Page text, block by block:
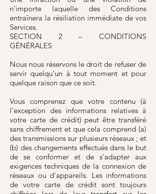
n'importe laquelle des Conditions
entraînera la résiliation immédiate de vos
Services.
SECTION 2 – CONDITIONS
GÉNÉRALES
Nous nous réservons le droit de refuser de
servir quelqu'un à tout moment et pour
quelque raison que ce soit.
Vous comprenez que votre contenu (à
l'exception des informations relatives à
votre carte de crédit) peut être transféré
sans chiffrement et que cela comprend (a)
des transmissions sur plusieurs réseaux ; et
(b) des changements effectués dans le but
de se conformer et de s'adapter aux
exigences techniques de la connexion de
réseaux ou d'appareils. Les informations
de votre carte de crédit sont toujours